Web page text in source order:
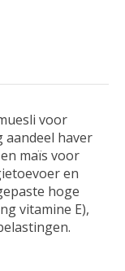
voor
aandeel haver
maïs voor
en
hoge
vitamine E),